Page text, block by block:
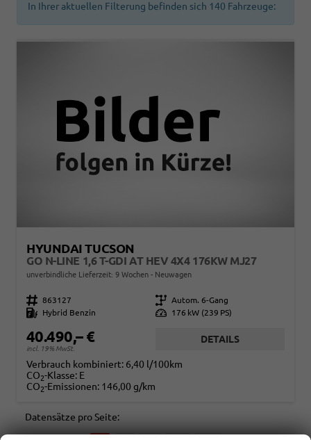
In Ihrer aktuellen Filterung befinden sich 140 Fahrzeuge:
HYUNDAI TUCSON
GO N-LINE 1,6 T-GDI AT HEV 4X4 176KW MJ27
unverbindliche Lieferzeit: 9 Wochen Neuwagen
Fahrzeugnr. 863127 Getriebe Autom. 6-Gang
Kraftstoff
Hybrid Benzin Leistung 176 kW (239 PS)
40.490,– €
incl. 19% MwSt.
DETAILS
Verbrauch kombiniert: 6,40 l/100km
CO2-Klasse: E
CO2-Emissionen: 146,00 g/km
Datensätze pro Seite: